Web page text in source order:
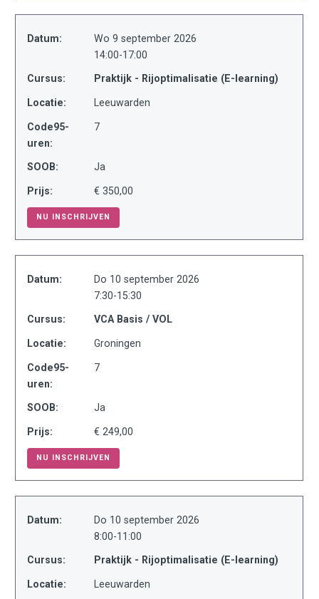
Datum:
Wo 9 september 2026
14:00-17:00
Cursus: Praktijk - Rijoptimalisatie (E-learning)
Locatie: Leeuwarden
Code95-
uren:
7
SOOB: Ja
Prijs: € 350,00
NU INSCHRIJVEN
Datum:
Do 10 september 2026
7:30-15:30
Cursus: VCA Basis / VOL
Locatie: Groningen
Code95-
uren:
7
SOOB: Ja
Prijs: € 249,00
NU INSCHRIJVEN
Datum:
Do 10 september 2026
8:00-11:00
Cursus: Praktijk - Rijoptimalisatie (E-learning)
Locatie: Leeuwarden